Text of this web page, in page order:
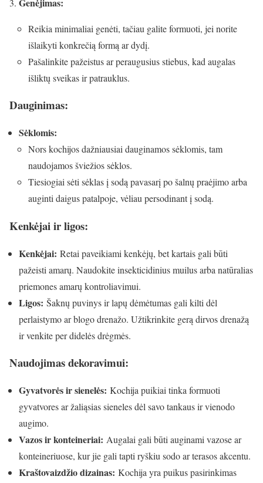
Reikia minimaliai genėti, tačiau galite formuoti, jei norite
išlaikyti konkrečią formą ar dydį.
Pašalinkite pažeistus ar peraugusius stiebus, kad augalas
išliktų sveikas ir patrauklus.
Dauginimas:
Sėklomis:
Nors kochijos dažniausiai dauginamos sėklomis, tam
naudojamos šviežios sėklos.
Tiesiogiai sėti sėklas į sodą pavasarį po šalnų praėjimo arba
auginti daigus patalpoje, vėliau persodinant į sodą.
Kenkėjai ir ligos:
Kenkėjai: Retai paveikiami kenkėjų, bet kartais gali būti
pažeisti amarų. Naudokite insekticidinius muilus arba natūralias
priemones amarų kontroliavimui.
Ligos: Šaknų puvinys ir lapų dėmėtumas gali kilti dėl
perlaistymo ar blogo drenažo. Užtikrinkite gerą dirvos drenažą
ir venkite per didelės drėgmės.
Naudojimas dekoravimui:
Gyvatvorės ir sienelės: Kochija puikiai tinka formuoti
gyvatvores ar žaliąsias sieneles dėl savo tankaus ir vienodo
augimo.
Vazos ir konteineriai: Augalai gali būti auginami vazose ar
konteineriuose, kur jie gali tapti ryškiu sodo ar terasos akcentu.
Kraštovaizdžio dizainas: Kochija yra puikus pasirinkimas